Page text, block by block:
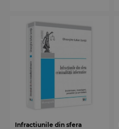
Infractiunile din sfera